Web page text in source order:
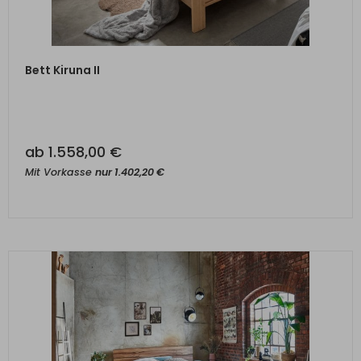
Bett Kiruna II
ab 1.558,00 €
Mit Vorkasse nur1.402,20€